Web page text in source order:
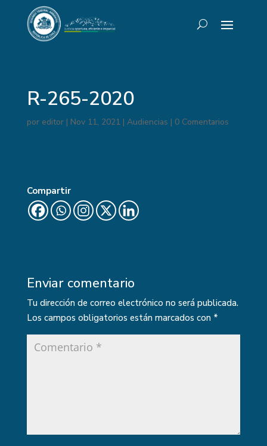
R-265-2020
por editor| Nov 11, 2021| Audiencias | 0 Comentarios
Compartir
Enviar comentario
Tu dirección de correo electrónico no será publicada.
Los campos obligatorios están marcados con *